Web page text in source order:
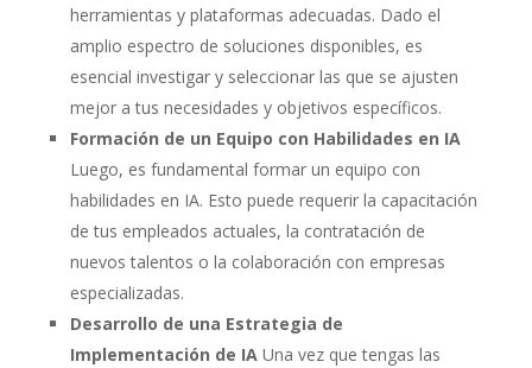
herramientas y plataformas adecuadas. Dado el
amplio espectro de soluciones disponibles, es
esencial investigar y seleccionar las que se ajusten
mejor a tus necesidades y objetivos específicos.
Formación de un Equipo con Habilidades en IA
Luego, es fundamental formar un equipo con
habilidades en IA. Esto puede requerir la capacitación
de tus empleados actuales, la contratación de
nuevos talentos o la colaboración con empresas
especializadas.
Desarrollo de una Estrategia de
Implementación de IAUna vez que tengas las